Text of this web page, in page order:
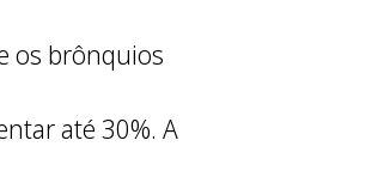
os brônquios
até 30%. A